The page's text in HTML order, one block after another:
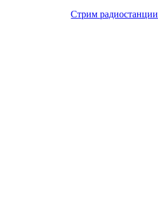
Стрим радиостанции